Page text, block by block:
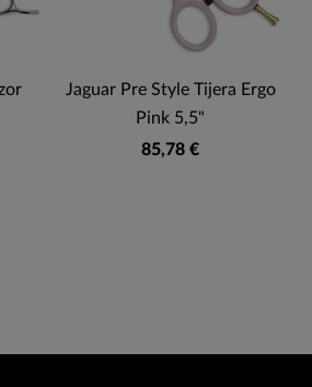
Jaguar Pre Style Tijera Ergo
Pink 5,5"
85,78 €